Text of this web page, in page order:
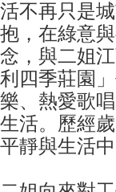
活不再只是
抱，在綠意
念，與二姐
利四季莊園
樂、熱愛歌
生活。歷經
平靜與生活